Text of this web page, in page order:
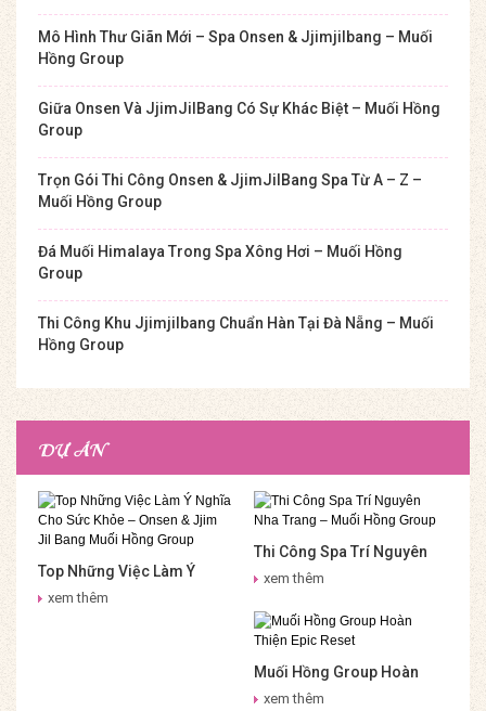
Mô Hình Thư Giãn Mới – Spa Onsen & Jjimjilbang – Muối
Hồng Group
Giữa Onsen Và JjimJilBang Có Sự Khác Biệt – Muối Hồng
Group
Trọn Gói Thi Công Onsen & JjimJilBang Spa Từ A – Z –
Muối Hồng Group
Đá Muối Himalaya Trong Spa Xông Hơi – Muối Hồng
Group
Thi Công Khu Jjimjilbang Chuẩn Hàn Tại Đà Nẵng – Muối
Hồng Group
DỰ ÁN
Top Những Việc Làm Ý
Nghĩa Cho Sức Khỏe –
xem thêm
Thi Công Spa Trí Nguyên
Nha Trang – Muối Hồng
xem thêm
Muối Hồng Group Hoàn
Thiện Epic Reset
xem thêm